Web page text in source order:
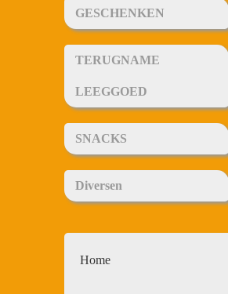
GESCHENKEN
TERUGNAME
LEEGGOED
SNACKS
Diversen
Home